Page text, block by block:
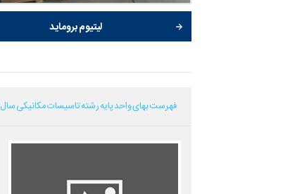
لیتیوم بروماید
فهرست بهای واحد پایه رشته تاسیسات مکانیکی سال 1400...